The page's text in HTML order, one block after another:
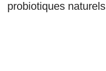
probiotiques